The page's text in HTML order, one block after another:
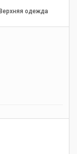
одежда